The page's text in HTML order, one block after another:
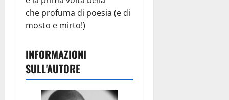
che profuma di poesia (e di
mosto e mirto!)
INFORMAZIONI
SULL'AUTORE